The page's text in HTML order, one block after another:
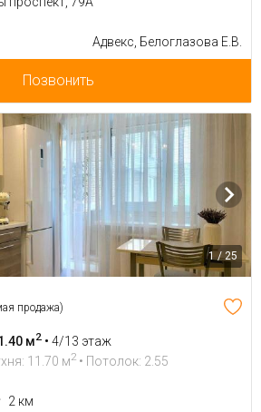
Адвекс, Белоглазова Е.В.
Позвонить
1 / 25
продажа)
м2 • 4/13 этаж
11.70 м2 • Потолок: 2.55
2 км